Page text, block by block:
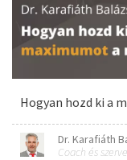
Hogyan hozd ki a
Dr. Karafiáth
Coach és